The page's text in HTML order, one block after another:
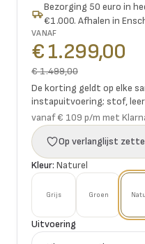
Bezorging 50 euro in
€1.000. Afhalen in
VANAF
€ 1.299,00
€ 1.499,00
De korting geldt op elke
instapuitvoering; stof, leer
vanaf € 109 p/m met
Op verlanglijst
Kleur: Naturel
Grijs Groen
Uitvoering